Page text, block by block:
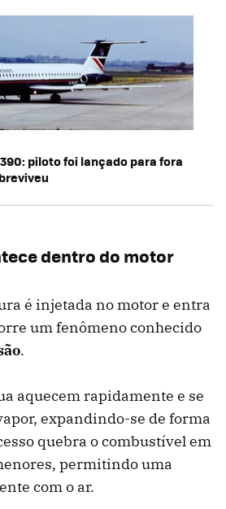
piloto foi lançado para fora
dentro do motor
é injetada no motor e entra
um fenômeno conhecido
.
aquecem rapidamente e se
expandindo-se de forma
quebra o combustível em
permitindo uma
com o ar.